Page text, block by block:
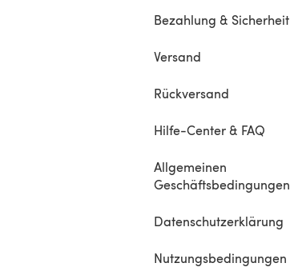
Bezahlung & Sicherheit
Versand
Rückversand
Hilfe-Center & FAQ
Allgemeinen
Geschäftsbedingungen
Datenschutzerklärung
Nutzungsbedingungen